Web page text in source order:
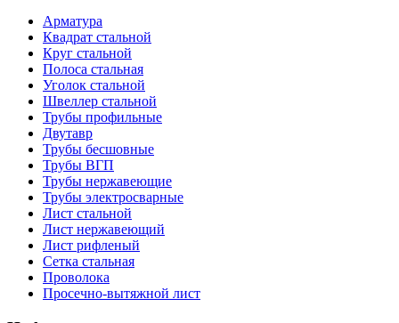
Арматура
Квадрат стальной
Круг стальной
Полоса стальная
Уголок стальной
Швеллер стальной
Трубы профильные
Двутавр
Трубы бесшовные
Трубы ВГП
Трубы нержавеющие
Трубы электросварные
Лист стальной
Лист нержавеющий
Лист рифленый
Сетка стальная
Проволока
Просечно-вытяжной лист